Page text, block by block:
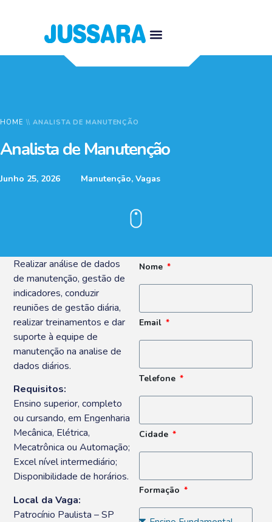
HOME \\ANALISTA DE MANUTENÇÃO
Analista de Manutenção
Junho 25, 2026 Manutenção, Vagas
Realizar análise de dados
de manutenção, gestão de
indicadores, conduzir
reuniões de gestão diária,
realizar treinamentos e dar
suporte à equipe de
manutenção na analise de
dados diários.
Requisitos:
Ensino superior, completo
ou cursando, em Engenharia
Mecânica, Elétrica,
Mecatrônica ou Automação;
Excel nível intermediário;
Disponibilidade de horários.
Local da Vaga:
Patrocínio Paulista – SP
Nome
Email
Telefone
Cidade
Formação